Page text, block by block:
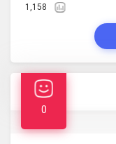
1,158
0